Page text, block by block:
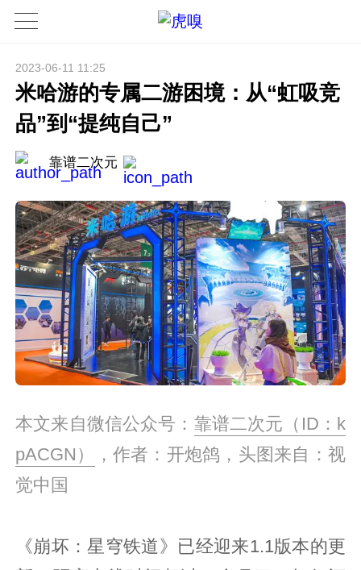
2023-06-11 11:25
米哈游的专属二游困境：从“虹吸竞
品”到“提纯自己”
靠谱二次元
本文来自微信公众号： 靠谱二次元（ID：k
pACGN）
，作者：开炮鸽，头图来自：视
觉中国
《崩坏：星穹铁道》已经迎来1.1版本的更